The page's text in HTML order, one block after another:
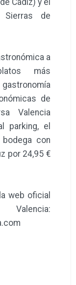
Sierras de
a
más
de
Valencia
parking, el
con
por 24,95 €
web oficial